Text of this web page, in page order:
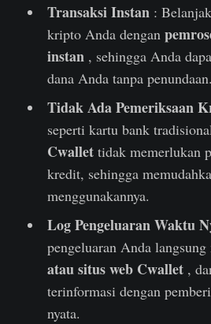
Transaksi Instan :
kripto Anda dengan
instan , sehingga Anda
dana Anda tanpa penundaan.
Tidak Ada Pemeriksaan
seperti kartu bank
Cwallettidak memerlukan
kredit, sehingga
menggunakannya.
Log Pengeluaran Waktu
pengeluaran Anda
atau situs web Cwallet,
terinformasi dengan
nyata.